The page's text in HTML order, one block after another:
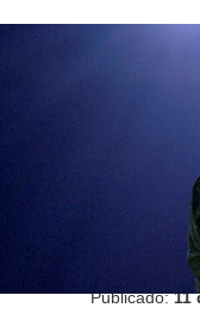
Juan Ceñal
Publicado:11